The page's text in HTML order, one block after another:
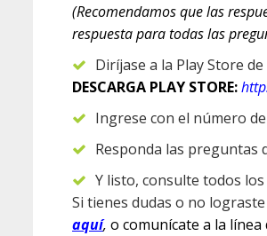
(Recomendamos que las
respuesta para todas las
Diríjase a la Play Store
DESCARGA PLAY STORE:
Ingrese con el número
Responda las preguntas
Y listo, consulte todos
Si tienes dudas o no
aquí, o comunícate a la línea